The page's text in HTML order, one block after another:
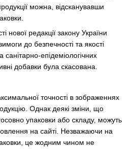
можна, відсканувавши
нової редакції закону України
до безпечності та якості
епідеміологічних
добавки була скасована.
точності в зображеннях
Однак деякі зміни, що
упаковки або складу, можуть
на сайті. Незважаючи на
це жодним чином не